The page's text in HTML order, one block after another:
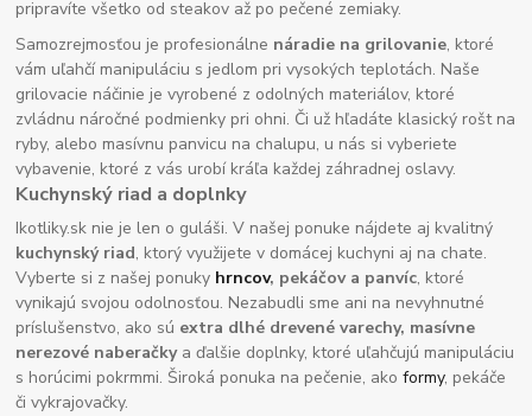
pripravíte všetko od steakov až po pečené zemiaky.
Samozrejmosťou je profesionálne náradie na grilovanie, ktoré
vám uľahčí manipuláciu s jedlom pri vysokých teplotách. Naše
grilovacie náčinie je vyrobené z odolných materiálov, ktoré
zvládnu náročné podmienky pri ohni. Či už hľadáte klasický rošt na
ryby, alebo masívnu panvicu na chalupu, u nás si vyberiete
vybavenie, ktoré z vás urobí kráľa každej záhradnej oslavy.
Kuchynský riad a doplnky
Ikotliky.sk nie je len o guláši. V našej ponuke nájdete aj kvalitný
kuchynský riad, ktorý využijete v domácej kuchyni aj na chate.
Vyberte si z našej ponuky hrncov, pekáčov a panvíc, ktoré
vynikajú svojou odolnosťou. Nezabudli sme ani na nevyhnutné
príslušenstvo, ako sú extra dlhé drevené varechy, masívne
nerezové naberačkya ďalšie doplnky, ktoré uľahčujú manipuláciu
s horúcimi pokrmmi. Široká ponuka na pečenie, akoformy, pekáče
či vykrajovačky.